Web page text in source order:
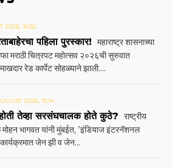
2026, 16:55
पहिला पुरस्कार! महाराष्ट्र शासनाच्या
मराठी चित्रपट महोत्सव २०२६ची सुरुवात
रेड कार्पेट सोहळ्याने झाली....
2026, 15:14
तेव्हा सरसंघचालक होते कुठे? राष्ट्रीय
भागवत यांनी मुंबईत, 'इंडियाज इंटरनॅशनल
जेन झी व जेन...